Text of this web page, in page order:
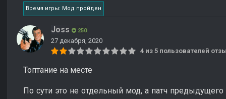
Время игры: Мод пройден
Joss 250
27 декабря, 2020
4 из 5 пользователей
Топтание на месте
По сути это не отдельный мод, а патч предыдущего